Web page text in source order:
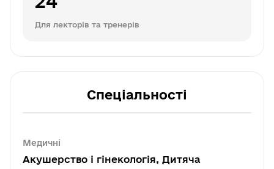
Для лекторів та тренерів
Спеціальності
Медичні
Акушерство і гінекологія, Дитяча